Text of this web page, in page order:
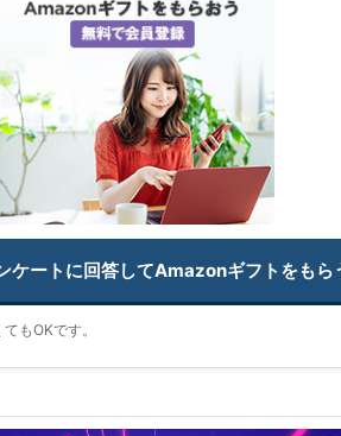
ケートに回答してAmazonギフトをもら
もOKです。